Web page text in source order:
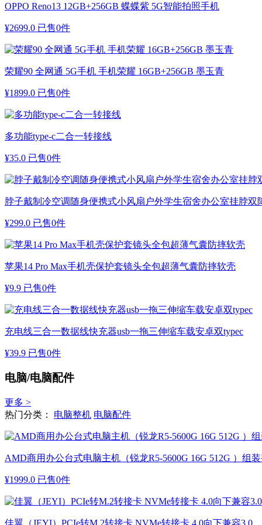
OPPO Reno13 12GB+256GB 蝶蝶紫 5G智能拍照手机
¥2699.0 已售0件
荣耀90 全网通 5G手机 手机荣耀 16GB+256GB 墨玉青
¥1899.0 已售0件
多功能type-c二合一转接线
¥35.0 已售0件
脖子戴制冷空调随身便携式小风扇户外学生宿舍办公室挂脖双
¥299.0 已售0件
苹果14 Pro Max手机壳保护套镜头全包超薄气囊防摔软壳
¥9.9 已售0件
充电线三合一数据线快充器usb一拖三伸缩车载安卓双typec
¥39.9 已售0件
电脑/电脑配件
更多 >
热门分类： 电脑整机 电脑配件
AMD商用办公台式电脑主机（锐龙R5-5600G 16G 512G ）组
¥1999.0 已售0件